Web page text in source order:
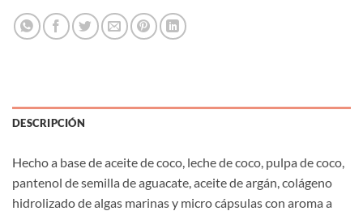
DESCRIPCIÓN
Hecho a base de aceite de coco, leche de coco, pulpa de coco,
pantenol de semilla de aguacate, aceite de argán, colágeno
hidrolizado de algas marinas y micro cápsulas con aroma a